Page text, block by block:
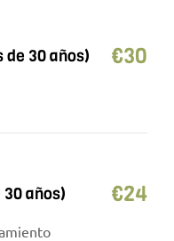
30 años) €30
años) €24